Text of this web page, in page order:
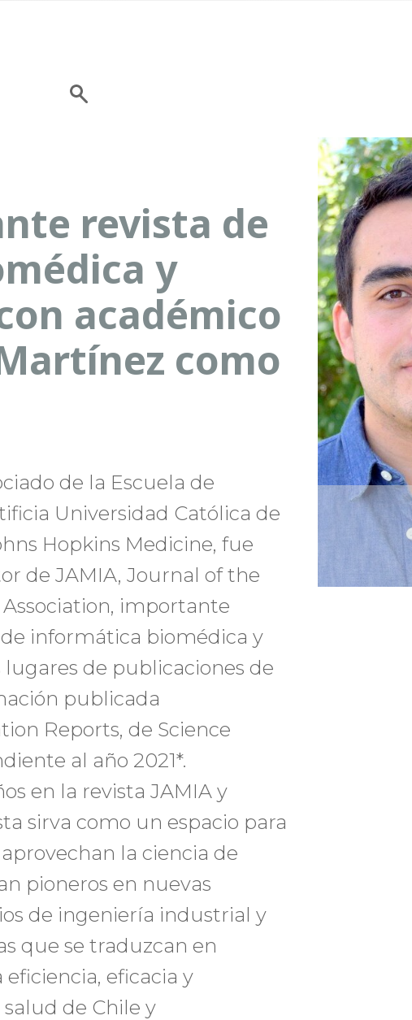
revista de
y
académico
como
de la Escuela de
Universidad Católica de
Hopkins Medicine, fue
de JAMIA, Journal of the
importante
informática biomédica y
de publicaciones de
publicada
Reports, de Science
al año 2021*.
en la revista JAMIA y
sirva como un espacio para
la ciencia de
pioneros en nuevas
de ingeniería industrial y
que se traduzcan en
eficacia y
de Chile y